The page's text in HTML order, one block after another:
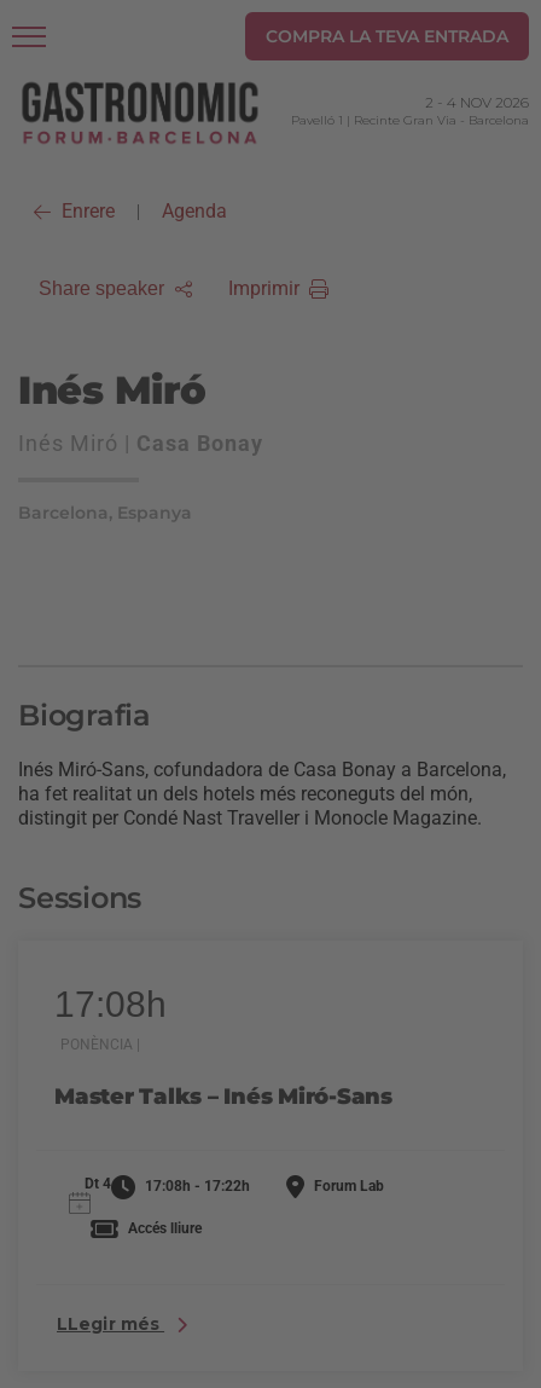
COMPRA LA TEVA ENTRADA
2 - 4 NOV 2026
Pavelló 1 | Recinte Gran Via - Barcelona
Enrere | Agenda
Share speaker Imprimir
Inés Miró
Inés Miró | Casa Bonay
Barcelona, Espanya
Biografia
Inés Miró-Sans, cofundadora de Casa Bonay a Barcelona,
ha fet realitat un dels hotels més reconeguts del món,
distingit per Condé Nast Traveller i Monocle Magazine.
Sessions
17:08h
PONÈNCIA |
Master Talks – Inés Miró-Sans
Dt 4 17:08h - 17:22h Forum Lab
Accés lliure
LLegir més